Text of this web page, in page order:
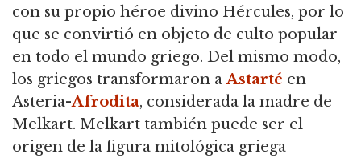
con su propio héroe divino Hércules, por lo
que se convirtió en objeto de culto popular
en todo el mundo griego. Del mismo modo,
los griegos transformaron aAstarté en
Asteria-Afrodita, considerada la madre de
Melkart. Melkart también puede ser el
origen de la figura mitológica griega